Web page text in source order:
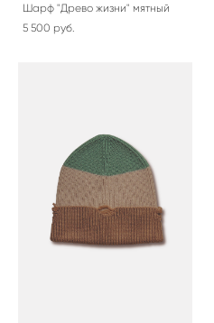
Шарф "Древо жизни" мятный
5 500 pуб.